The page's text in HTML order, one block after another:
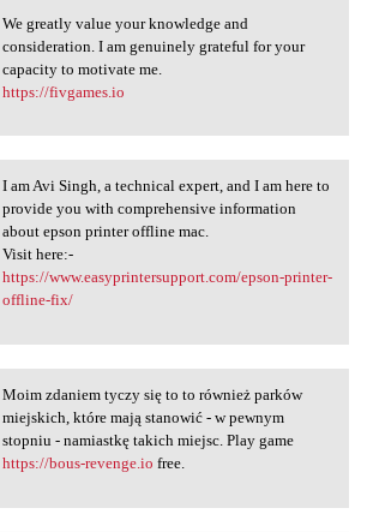
greatly value your
We greatly value your knowledge and
consideration. I am genuinely grateful for your
capacity to motivate me.
https://fivgames.io
Avi Singh, a technical
I am Avi Singh, a technical expert, and I am here to
provide you with comprehensive information
about epson printer offline mac.
Visit here:-
https://www.easyprintersupport.com/epson-printer-
offline-fix/
zdaniem tyczy się to to
Moim zdaniem tyczy się to to również parków
miejskich, które mają stanowić - w pewnym
stopniu - namiastkę takich miejsc. Play game
https://bous-revenge.io free.